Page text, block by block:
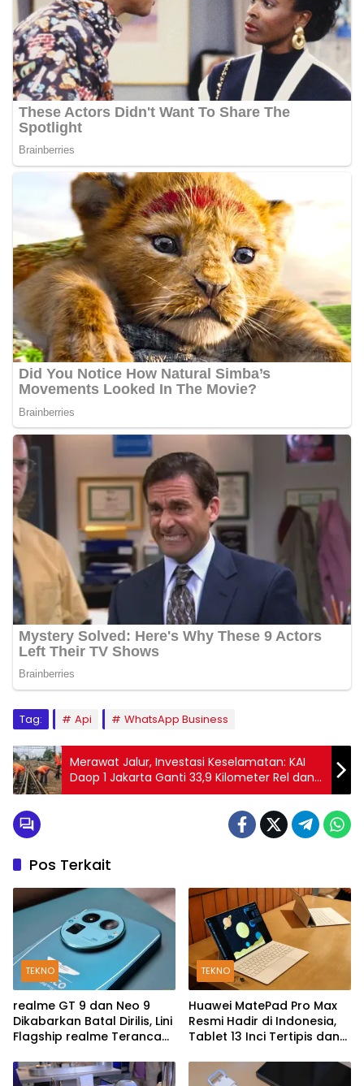
Tag: Api WhatsApp Business
Merawat Jalur, Investasi Keselamatan: KAI
Daop 1 Jakarta Ganti 33,9 Kilometer Rel dan
30 Wesel Sepanjang 2025
Pos Terkait
TEKNO
realme GT 9 dan Neo 9
Dikabarkan Batal Dirilis, Lini
Flagship realme Terancam
TEKNO
Huawei MatePad Pro Max
Resmi Hadir di Indonesia,
Tablet 13 Inci Tertipis dan